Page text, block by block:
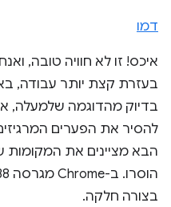
דמו
איכס! זו לא חוויה טובה,
להסיר את הפערים
הבא מציינים את המקומות
בצורה חלקה.